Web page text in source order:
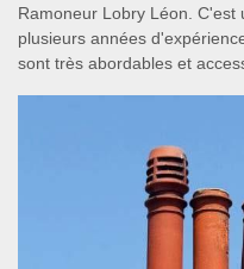
Ramoneur Lobry Léon.
plusieurs années
sont très abordables et